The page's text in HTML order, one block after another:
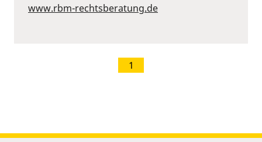
www.rbm-rechtsberatung.de
1